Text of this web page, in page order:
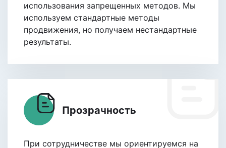
использования запрещенных методов. Мы
используем стандартные методы
продвижения, но получаем нестандартные
результаты.
Прозрачность
При сотрудничестве мы ориентируемся на